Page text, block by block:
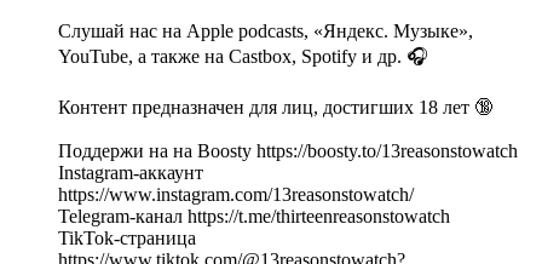
Слушай нас на Apple podcasts, «Яндекс. Музыке»,
YouTube, а также на Castbox, Spotify и др. 🎧
Контент предназначен для лиц, достигших 18 лет 🔞
Поддержи на на Boosty https://boosty.to/13reasonstowatch
Instagram-аккаунт
https://www.instagram.com/13reasonstowatch/
Telegram-канал https://t.me/thirteenreasonstowatch
TikTok-страница